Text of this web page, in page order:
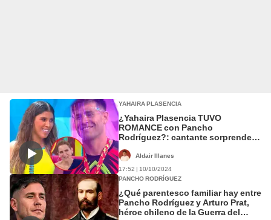
YAHAIRA PLASENCIA
¿Yahaira Plasencia TUVO
ROMANCE con Pancho
Rodríguez?: cantante sorprende
Aldair Illanes
17:52 | 10/10/2024
PANCHO RODRÍGUEZ
¿Qué parentesco familiar hay entre
Pancho Rodríguez y Arturo Prat,
héroe chileno de la Guerra del